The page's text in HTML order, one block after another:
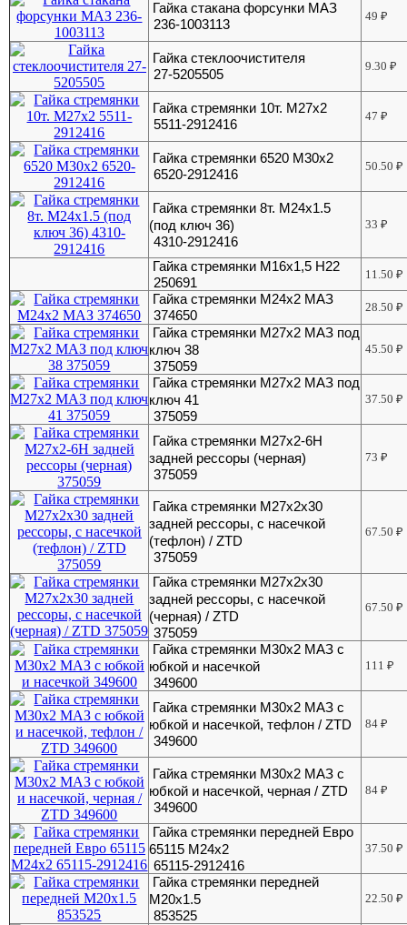
Гайка стакана форсунки МАЗ
236-1003113
49₽
Гайка стеклоочистителя
27-5205505
9.30₽
Гайка стремянки 10т. М27х2
5511-2912416
47₽
Гайка стремянки 6520 М30х2
6520-2912416
50.50₽
Гайка стремянки 8т. М24х1.5
(под ключ 36)
4310-2912416
33₽
Гайка стремянки М16х1,5 Н22
250691
11.50₽
Гайка стремянки М24х2 МАЗ
374650
28.50₽
Гайка стремянки М27х2 МАЗ под
ключ 38
375059
45.50₽
Гайка стремянки М27х2 МАЗ под
ключ 41
375059
37.50₽
Гайка стремянки М27х2-6Н
задней рессоры (черная)
375059
73₽
Гайка стремянки М27х2х30
задней рессоры, с насечкой
(тефлон) / ZTD
375059
67.50₽
Гайка стремянки М27х2х30
задней рессоры, с насечкой
(черная) / ZTD
375059
67.50₽
Гайка стремянки М30х2 МАЗ с
юбкой и насечкой
349600
111₽
Гайка стремянки М30х2 МАЗ с
юбкой и насечкой, тефлон / ZTD
349600
84₽
Гайка стремянки М30х2 МАЗ с
юбкой и насечкой, черная / ZTD
349600
84₽
Гайка стремянки передней Евро
65115 М24х2
65115-2912416
37.50₽
Гайка стремянки передней
М20х1.5
853525
22.50₽